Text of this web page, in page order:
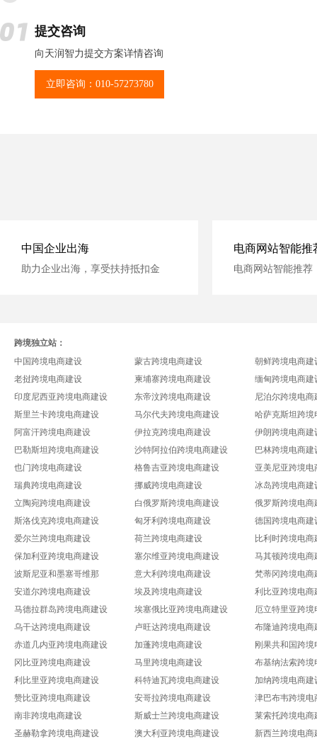
提交咨询
向天润智力提交方案详情咨询
立即咨询：010-57273780
中国企业出海
助力企业出海，享受扶持抵扣金
电商网站智能推
电商网站智能推荐
跨境独立站：
中国跨境电商建设 蒙古跨境电商建设
朝鲜跨境电商建
老挝跨境电商建设
柬埔寨跨境电商建设
缅甸跨境电商建
印度尼西亚跨境电商建设
东帝汶跨境电商建设
尼泊尔跨境电商
斯里兰卡跨境电商建设
马尔代夫跨境电商建设
哈萨克斯坦跨境
阿富汗跨境电商建设
伊拉克跨境电商建设
伊朗跨境电商建
巴勒斯坦跨境电商建设
沙特阿拉伯跨境电商建设
巴林跨境电商建
也门跨境电商建设
格鲁吉亚跨境电商建设
亚美尼亚跨境电
瑞典跨境电商建设
挪威跨境电商建设
冰岛跨境电商建
立陶宛跨境电商建设
白俄罗斯跨境电商建设
俄罗斯跨境电商
斯洛伐克跨境电商建设
匈牙利跨境电商建设
德国跨境电商建
爱尔兰跨境电商建设
荷兰跨境电商建设
比利时跨境电商
保加利亚跨境电商建设
塞尔维亚跨境电商建设
马其顿跨境电商
波斯尼亚和墨塞哥维那
意大利跨境电商建设
梵蒂冈跨境电商
安道尔跨境电商建设
埃及跨境电商建设
利比亚跨境电商
马德拉群岛跨境电商建设
埃塞俄比亚跨境电商建设
厄立特里亚跨
乌干达跨境电商建设
卢旺达跨境电商建设
布隆迪跨境电商
赤道几内亚跨境电商建设
加蓬跨境电商建设
刚果共和国跨境
冈比亚跨境电商建设
马里跨境电商建设
布基纳法索跨境
利比里亚跨境电商建设
科特迪瓦跨境电商建设
加纳跨境电商建
赞比亚跨境电商建设
安哥拉跨境电商建设
津巴布韦跨境电
南非跨境电商建设
斯威士兰跨境电商建设
莱索托跨境电商
圣赫勒拿跨境电商建设
澳大利亚跨境电商建设
新西兰跨境电商